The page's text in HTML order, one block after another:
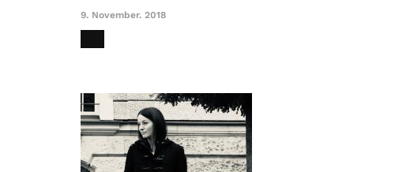
9. November. 2018